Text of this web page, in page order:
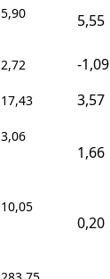
5,90 5,55
2,72 -1,09
17,43 3,57
3,06
1,66
10,05
0,20